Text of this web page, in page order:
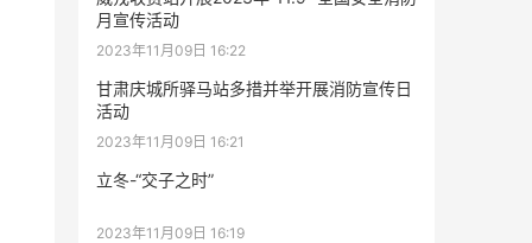
月宣传活动
2023年11月09日 16:22
甘肃庆城所驿马站多措并举开展消防宣传日
活动
2023年11月09日 16:21
立冬-“交子之时”
2023年11月09日 16:19